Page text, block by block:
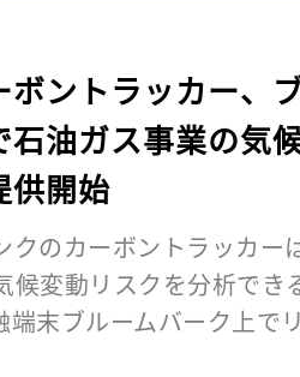
ボントラッカー、
石油ガス事業の気
供開始
クのカーボントラッカー
候変動リスクを分析でき
末ブルームバーク上で